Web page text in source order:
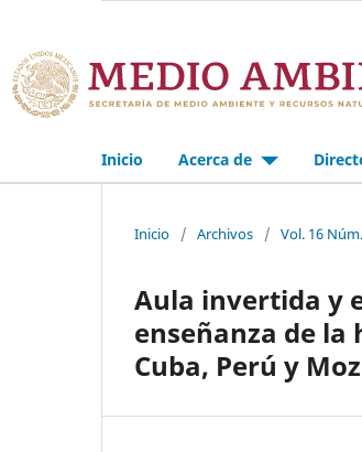
Inicio Acerca de
Inicio / Archivos / Vol. 16
Aula invertida y
enseñanza de
Cuba, Perú y